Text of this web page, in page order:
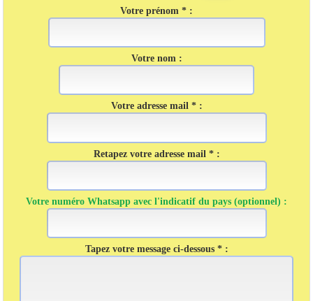
Votre prénom * :
Votre nom :
Votre adresse mail * :
Retapez votre adresse mail * :
Votre numéro Whatsapp avec l'indicatif du pays (optionnel) :
Tapez votre message ci-dessous * :